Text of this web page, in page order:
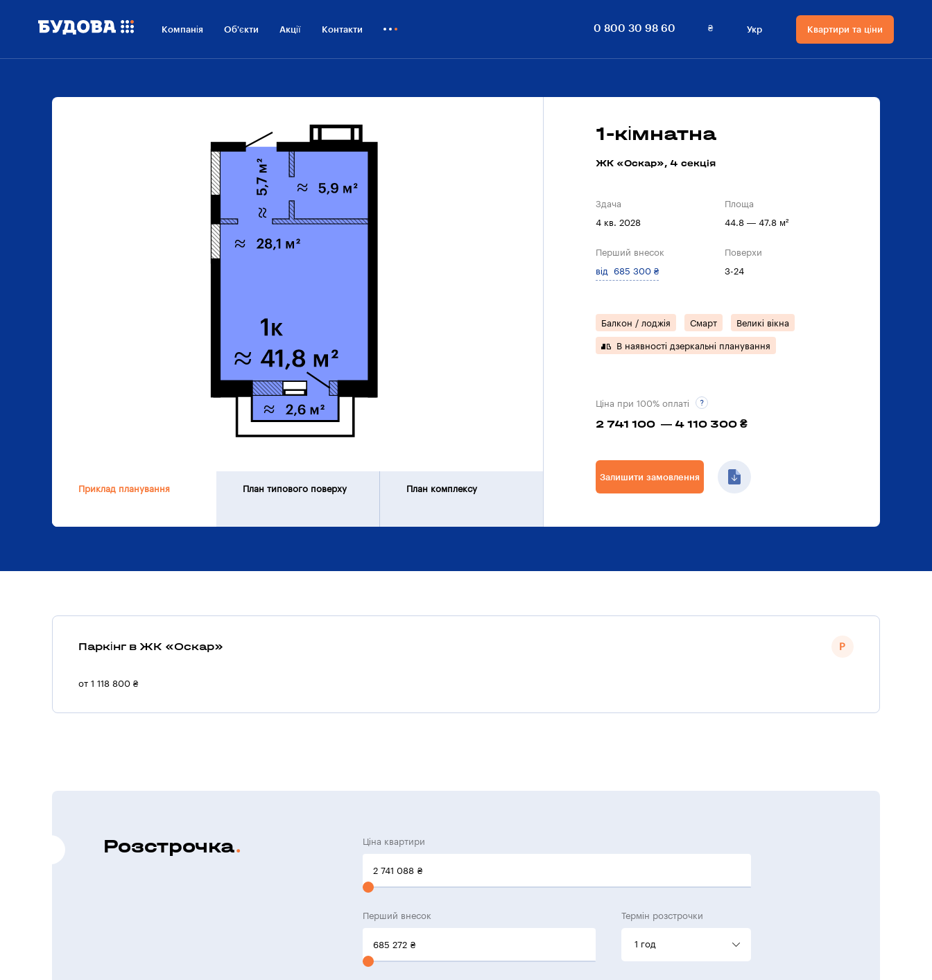
Компанія Об'єкти Акції Контакти 0 800 30 98 60 ₴
Валюта
₴ Гривнi
Укр
Мова сайту
Квартири та ціни
Приклад планування План типового поверху План комплексу
1-кімнатна
ЖК «Оскар», 4 секцiя
Здача
4 кв. 2028
Площа
44.8 — 47.8 м²
Перший внесок
від 685 300 ₴
Поверхи
3-24
Балкон / лоджія Смарт Великі вікна
В наявності дзеркальні планування
Ціна при 100% оплаті
2 741 100 — 4 110 300 ₴
Залишити замовлення
Паркінг в ЖК «Оскар»
от 1 118 800 ₴
Розстрочка Ціна квартири
2 741 088 ₴
Перший внесок
685 272 ₴
Термін розстрочки
1 год